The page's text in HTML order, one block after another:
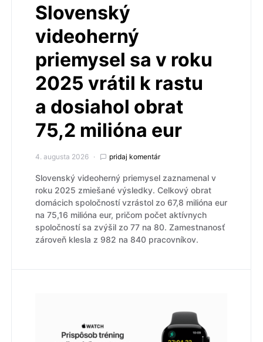
Slovenský
videoherný
priemysel sa v roku
2025 vrátil k rastu
a dosiahol obrat
75,2 milióna eur
4. augusta 2026 pridaj komentár
Slovenský videoherný priemysel zaznamenal v
roku 2025 zmiešané výsledky. Celkový obrat
domácich spoločností vzrástol zo 67,8 milióna eur
na 75,16 milióna eur, pričom počet aktívnych
spoločností sa zvýšil zo 77 na 80. Zamestnanosť
zároveň klesla z 982 na 840 pracovníkov.